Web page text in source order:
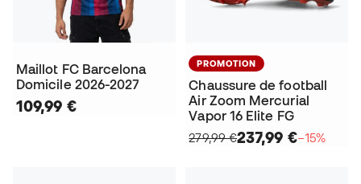
Maillot FC Barcelona
Domicile 2026-2027
109,99 €
PROMOTION
Chaussure de football
Air Zoom Mercurial
Vapor 16 Elite FG
279,99 €237,99 €−15%